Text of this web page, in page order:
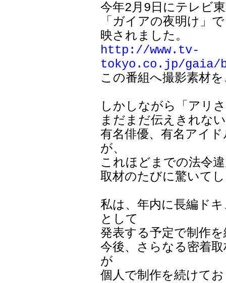
今年2月9日にテレビ
「ガイアの夜明け」
http://www.tv-
tokyo.co.jp/gaia/
この番組へ撮影素材
しかしながら「アリ
まだまだ伝えきれな
有名俳優、有名アイ
が、
これほどまでの法令
取材のたびに驚いて
私は、年内に長編ド
として
発表する予定で制作
今後、さらなる密着
が
個人で制作を続けて